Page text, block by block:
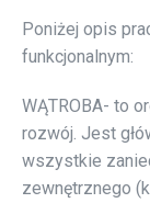
Poniżej opis
funkcjonalnym:
WĄTROBA- to
rozwój. Jest
wszystkie
zewnętrznego